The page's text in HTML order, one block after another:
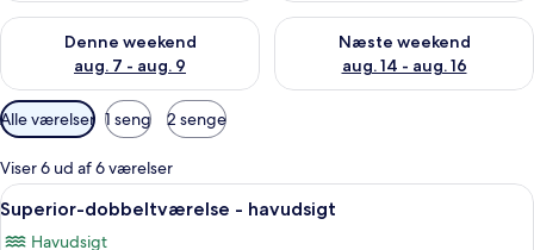
Denne weekend
aug. 7 - aug. 9
Tjek tilgængelighed for denne weekend aug. 7 - aug. 9
Næste weekend
aug. 14 - aug. 16
Tjek tilgængelighed for næste
Tilgængelige
filtre
for
værelser
Alle værelser 1 seng 2 senge
Viser 6 ud af 6 værelser
Indlæs
alle
Et hotelværelse med seng,
6
Superior-dobbeltværelse - havudsigt
Havudsigt